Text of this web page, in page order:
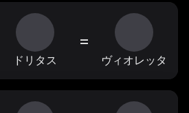
ドリタス
=
ヴィオレッタ